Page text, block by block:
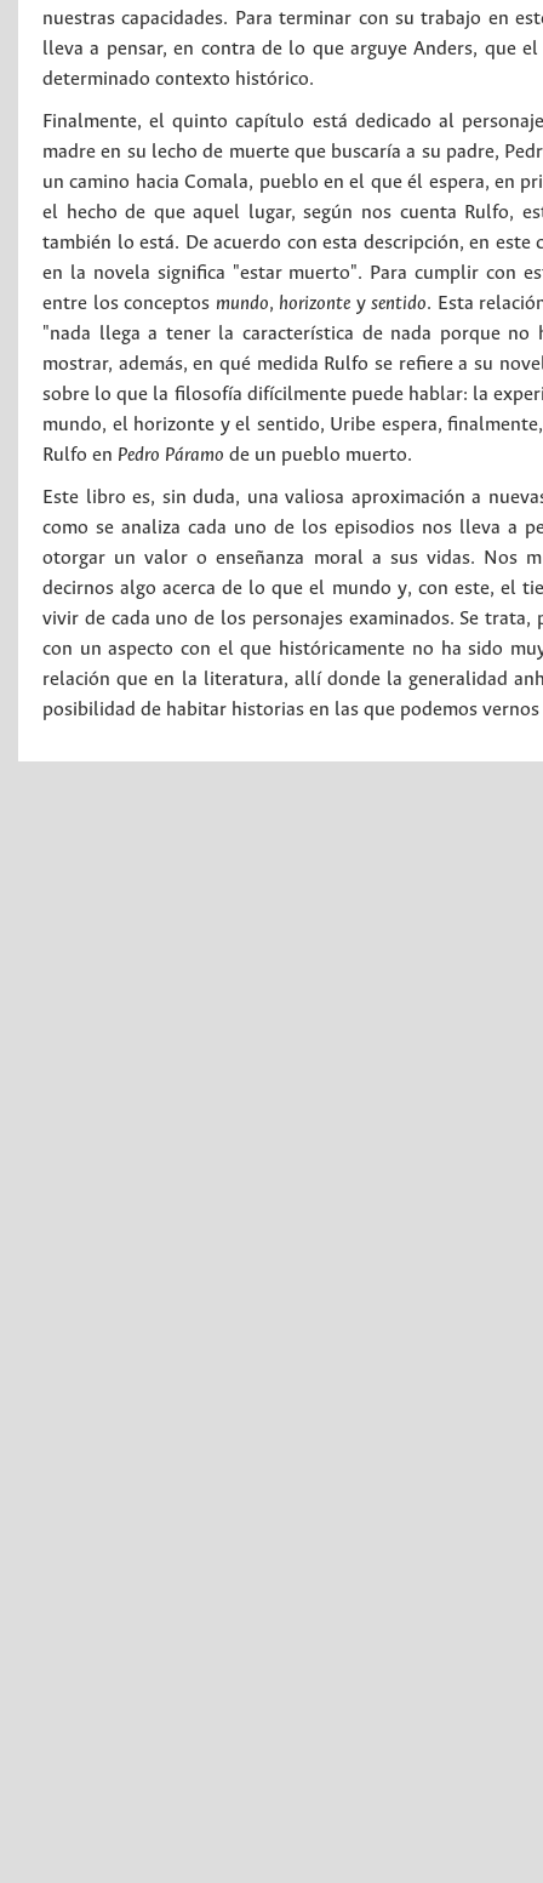
nuestras capacidades. Para terminar con su trabajo en
lleva a pensar, en contra de lo que arguye Anders, que
determinado contexto histórico.
Finalmente, el quinto capítulo está dedicado al
madre en su lecho de muerte que buscaría a su padre,
un camino hacia Comala, pueblo en el que él espera, en
el hecho de que aquel lugar, según nos cuenta Rulfo,
también lo está. De acuerdo con esta descripción, en
en la novela significa "estar muerto". Para cumplir con
entre los conceptos mundo, horizonte y sentido. Esta
"nada llega a tener la característica de nada porque
mostrar, además, en qué medida Rulfo se refiere a su
sobre lo que la filosofía difícilmente puede hablar: la
mundo, el horizonte y el sentido, Uribe espera,
Rulfo en Pedro Páramo de un pueblo muerto.
Este libro es, sin duda, una valiosa aproximación a
como se analiza cada uno de los episodios nos lleva a
otorgar un valor o enseñanza moral a sus vidas. Nos
decirnos algo acerca de lo que el mundo y, con este, el
vivir de cada uno de los personajes examinados. Se
con un aspecto con el que históricamente no ha sido
relación que en la literatura, allí donde la generalidad
posibilidad de habitar historias en las que podemos